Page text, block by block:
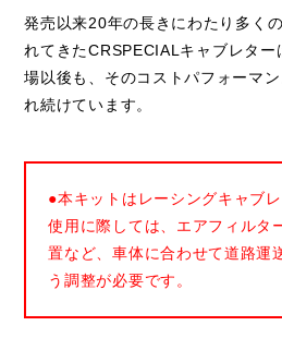
発売以来20年の長きにわたり多く
れてきたCRSPECIALキャブレター
場以後も、そのコストパフォーマ
れ続けています。
●本キットはレーシングキャブ
使用に際しては、エアフィルタ
置など、車体に合わせて道路運
う調整が必要です。